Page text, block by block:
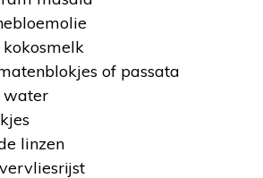
of passata
linzen